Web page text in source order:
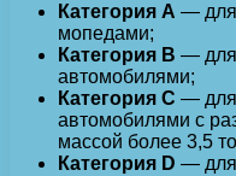
Категория A — для
мопедами;
Категория B — для
автомобилями;
Категория C — для
автомобилями с
массой более 3,5
Категория D — для